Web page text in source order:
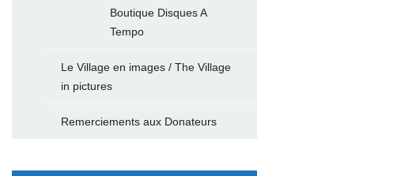
Boutique Disques A
Tempo
Le Village en images / The Village
in pictures
Remerciements aux Donateurs